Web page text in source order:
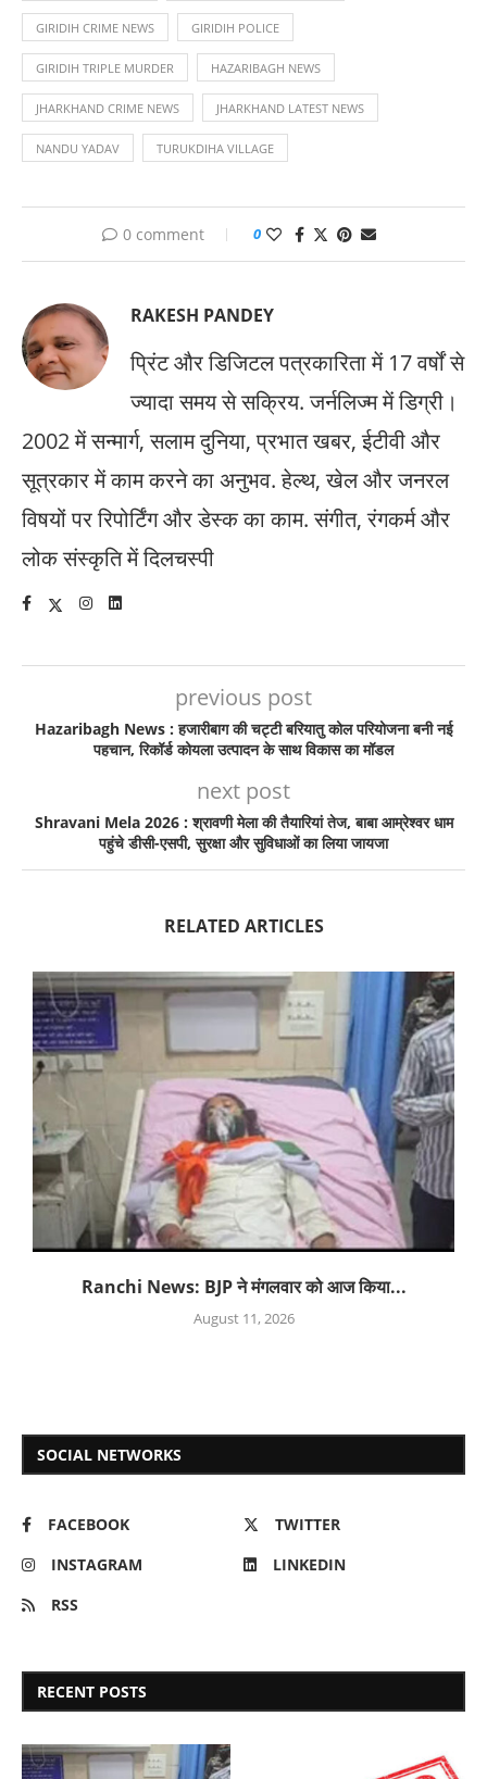
GIRIDIH CRIME NEWS GIRIDIH POLICE
GIRIDIH TRIPLE MURDER HAZARIBAGH NEWS
JHARKHAND CRIME NEWS JHARKHAND LATEST NEWS
NANDU YADAV TURUKDIHA VILLAGE
0 comment 0
RAKESH PANDEY
प्रिंट और डिजिटल पत्रकारिता में 17 वर्षों से
ज्यादा समय से सक्रिय. जर्नलिज्म में डिग्री।
2002 में सन्मार्ग, सलाम दुनिया, प्रभात खबर, ईटीवी और
सूत्रकार में काम करने का अनुभव. हेल्थ, खेल और जनरल
विषयों पर रिपोर्टिंग और डेस्क का काम. संगीत, रंगकर्म और
लोक संस्कृति में दिलचस्पी
previous post
Hazaribagh News : हजारीबाग की चट्टी बरियातु कोल परियोजना बनी नई
पहचान, रिकॉर्ड कोयला उत्पादन के साथ विकास का मॉडल
next post
Shravani Mela 2026 : श्रावणी मेला की तैयारियां तेज, बाबा आम्रेश्वर धाम
पहुंचे डीसी-एसपी, सुरक्षा और सुविधाओं का लिया जायजा
RELATED ARTICLES
Ranchi News: BJP ने मंगलवार को आज किया...
August 11, 2026
SOCIAL NETWORKS
FACEBOOK
TWITTER
INSTAGRAM
LINKEDIN
RSS
RECENT POSTS